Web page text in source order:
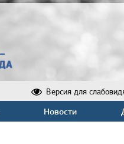
Версия для
Новости